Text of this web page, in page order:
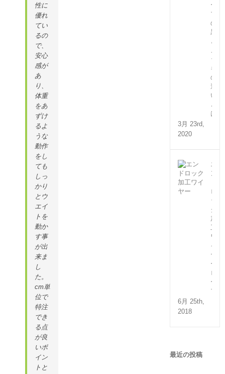
性に
優れ
てい
るの
で、
安心
感が
あ
り、
体重
をあ
ずけ
るよ
うな
動作
をし
ても
しっ
かり
とウ
エイ
トを
動か
す事
が出
来ま
し
た。
cm単
位で
特注
でき
る点
が良
いポ
イン
トと
ー
プ
の
黒
と
ッ
キ
の
違
い
と
は？
3月 23rd,
2020
エ
ン
ロ
ッ
ク
加
工
ワ
イ
ヤ
ー
ロ
ー
プ
6月 25th,
2018
最近の投稿